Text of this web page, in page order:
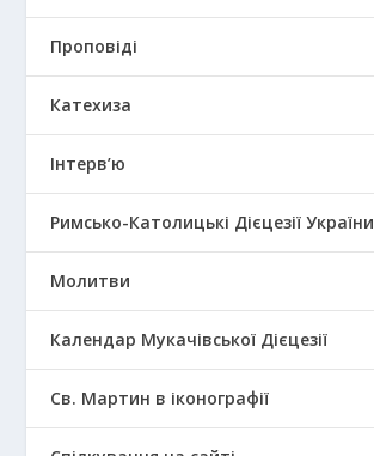
Проповіді
Катехиза
Інтерв’ю
Римсько-Католицькі Дієцезії України
Молитви
Календар Мукачівської Дієцезії
Св. Мартин в іконографії